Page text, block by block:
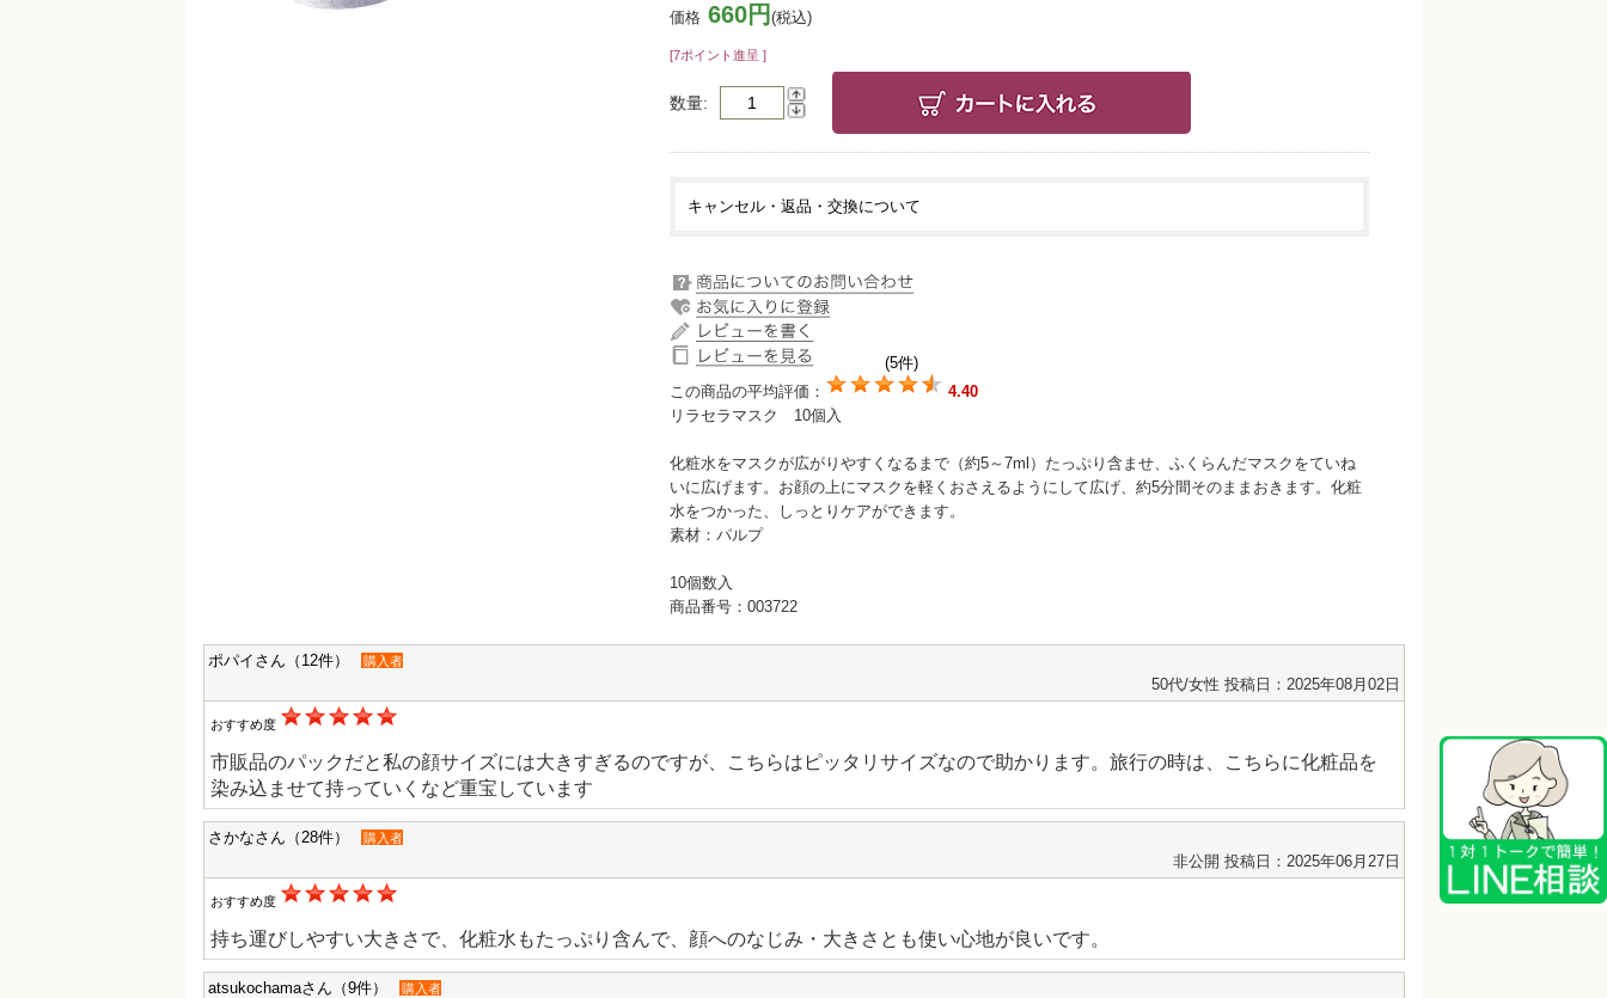
価格 660円 (税込)
[7ポイント進呈 ]
数量
キャンセル・返品・交換について
(5件)
この商品の平均評価：
4.40
リラセラマスク 10個入
化粧水をマスクが広がりやすくなるまで（約5～7ml）たっぷり含ませ、ふくらんだマスクをていね
いに広げます。お顔の上にマスクを軽くおさえるようにして広げ、約5分間そのままおきます。化粧
水をつかった、しっとりケアができます。
素材：パルプ
10個数入
商品番号：003722
ポパイさん（12件） 購入者
50代/女性 投稿日：2025年08月02日
おすすめ度
市販品のパックだと私の顔サイズには大きすぎるのですが、こちらはピッタリサイズなので助かります。旅行の時は、こちらに化粧品を
染み込ませて持っていくなど重宝しています
さかなさん（28件） 購入者
非公開 投稿日：2025年06月27日
おすすめ度
持ち運びしやすい大きさで、化粧水もたっぷり含んで、顔へのなじみ・大きさとも使い心地が良いです。
atsukochamaさん（9件） 購入者